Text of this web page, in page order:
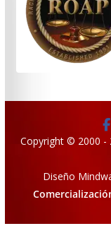
Copyright © 2000 -
Diseño